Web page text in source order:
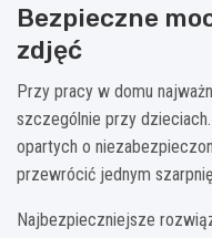
Bezpieczne
zdjęć
Przy pracy w domu
szczególnie przy
opartych o
przewrócić jednym
Najbezpieczniejsze